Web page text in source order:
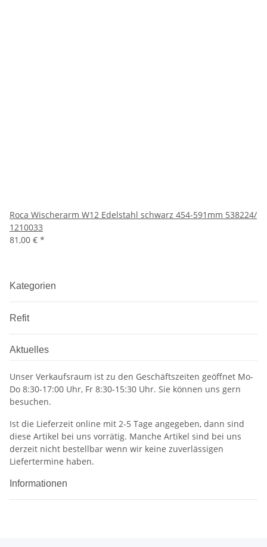
Roca Wischerarm W12 Edelstahl schwarz 454-591mm 538224/
1210033
81,00 € *
Kategorien
Refit
Aktuelles
Unser Verkaufsraum ist zu den Geschäftszeiten geöffnet Mo-
Do 8:30-17:00 Uhr, Fr 8:30-15:30 Uhr. Sie können uns gern
besuchen.
Ist die Lieferzeit online mit 2-5 Tage angegeben, dann sind
diese Artikel bei uns vorrätig. Manche Artikel sind bei uns
derzeit nicht bestellbar wenn wir keine zuverlässigen
Liefertermine haben.
Informationen